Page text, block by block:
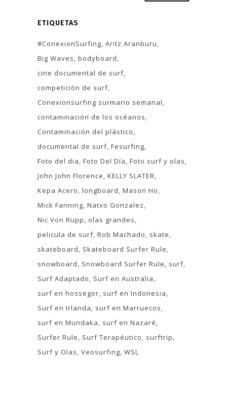
ETIQUETAS
#ConexionSurfing Aritz Aranburu
Big Waves bodyboard
cine documental de surf
competición de surf
Conexionsurfing surmario semanal
contaminación de los océanos
Contaminación del plástico
documental de surf Fesurfing
Foto del dia Foto Del Día Foto surf y olas
John John Florence KELLY SLATER
Kepa Acero longboard Mason Ho
Mick Fanning Natxo Gonzalez
Nic Von Rupp
olas grandes
pelicula de surf Rob Machado
skate
skateboard
Skateboard Surfer Rule
snowboard
Snowboard Surfer Rule
surf
Surf Adaptado
Surf en Australia
surf en hossegor surf en Indonesia
Surf en Irlanda
surf en Marruecos
surf en Mundaka
surf en Nazaré
Surfer Rule
Surf Terapéutico
surftrip
Surf y Olas Veosurfing WSL